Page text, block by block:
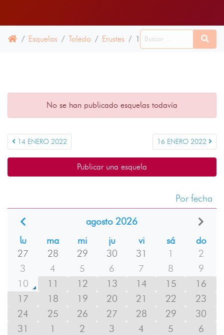
Esquelas Toledo Erustes 15 ENERO 2022
No se han publicado esquelas todavía
14 ENERO 2022 16 ENERO 2022
Publicar una esquela
Por fecha
agosto 2026
lu
ma mi ju vi sá
do
27
28 29 30 31 1
2
3
4 5 6 7 8
9
10
11 12 13 14 15
16
17
18 19 20 21 22
23
24
25 26 27 28 29
30
31
1 2 3 4 5 6